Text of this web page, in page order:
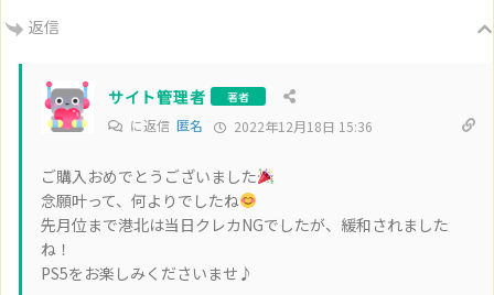
返信
サイト管理者 著者
に返信 匿名 2022年12月18日 15:36
ご購入おめでとうございました
念願叶って、何よりでしたね
先月位まで港北は当日クレカNGでしたが、緩和されました
ね！
PS5をお楽しみくださいませ♪